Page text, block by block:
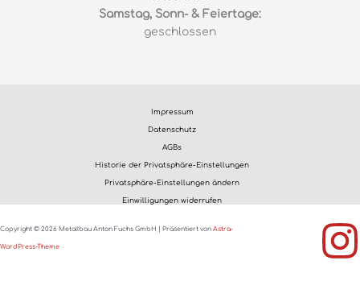
Samstag, Sonn- & Feiertage:
geschlossen
Impressum
Datenschutz
AGBs
Historie der Privatsphäre-Einstellungen
Privatsphäre-Einstellungen ändern
Einwilligungen widerrufen
Copyright © 2026 Metallbau Anton Fuchs GmbH | Präsentiert von Astra-
WordPress-Theme